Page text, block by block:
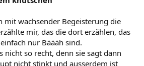
mit wachsender Begeisterung die
mir, das die dort erzählen, das
nur Bäääh sind.
nicht so recht, denn sie sagt dann
nicht stinkt und ausserdem ist